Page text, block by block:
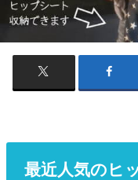
最近人気のヒ